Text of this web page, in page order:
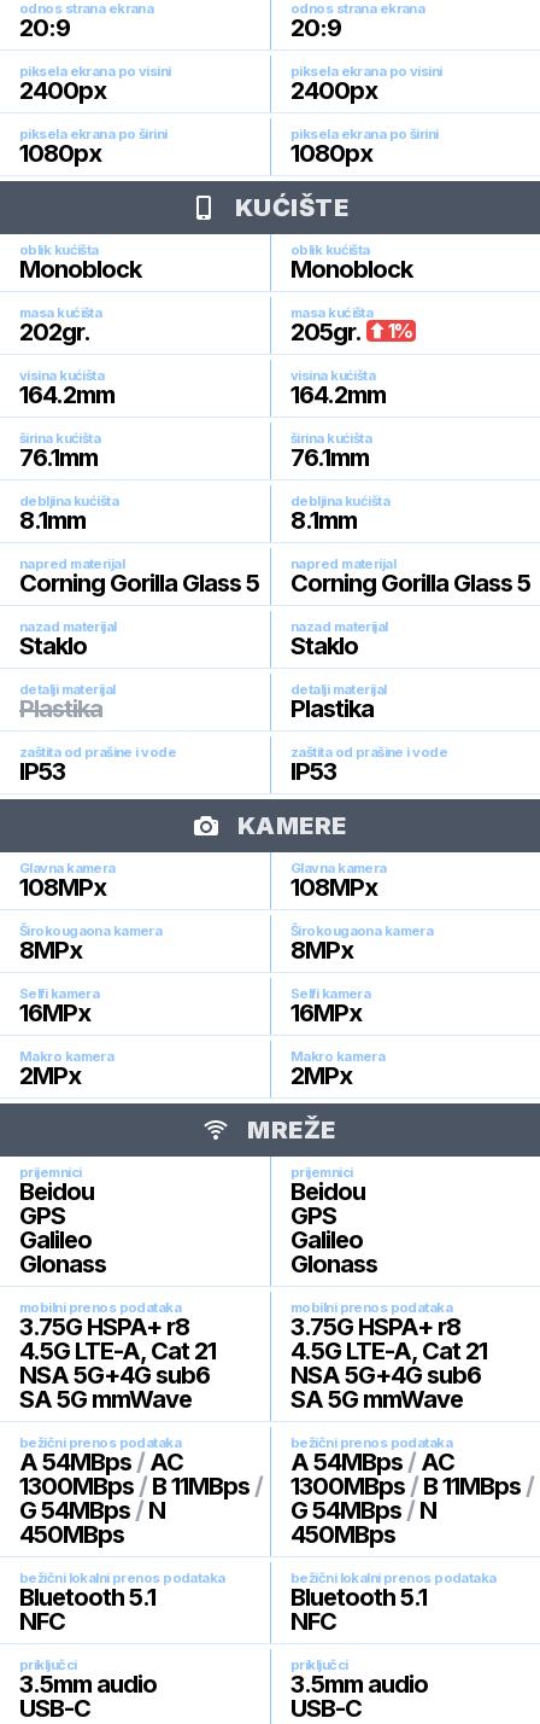
odnos strana ekrana
20:9
odnos strana ekrana
20:9
piksela ekrana po visini
2400px
piksela ekrana po visini
2400px
piksela ekrana po širini
1080px
piksela ekrana po širini
1080px
KUĆIŠTE
oblik kućišta
Monoblock
oblik kućišta
Monoblock
masa kućišta
202gr.
masa kućišta
205gr. 1%
visina kućišta
164.2mm
visina kućišta
164.2mm
širina kućišta
76.1mm
širina kućišta
76.1mm
debljina kućišta
8.1mm
debljina kućišta
8.1mm
napred materijal
Corning Gorilla Glass 5
napred materijal
Corning Gorilla Glass 5
nazad materijal
Staklo
nazad materijal
Staklo
detalji materijal
Plastika
detalji materijal
Plastika
zaštita od prašine i vode
IP53
zaštita od prašine i vode
IP53
KAMERE
Glavna kamera
108MPx
Glavna kamera
108MPx
Širokougaona kamera
8MPx
Širokougaona kamera
8MPx
Selfi kamera
16MPx
Selfi kamera
16MPx
Makro kamera
2MPx
Makro kamera
2MPx
MREŽE
prijemnici
Beidou
GPS
Galileo
Glonass
prijemnici
Beidou
GPS
Galileo
Glonass
mobilni prenos podataka
3.75G HSPA+ r8
4.5G LTE-A, Cat 21
NSA 5G+4G sub6
SA 5G mmWave
mobilni prenos podataka
3.75G HSPA+ r8
4.5G LTE-A, Cat 21
NSA 5G+4G sub6
SA 5G mmWave
bežični prenos podataka
A 54MBps / AC
1300MBps / B 11MBps /
G 54MBps / N
450MBps
bežični prenos podataka
A 54MBps / AC
1300MBps / B 11MBps /
G 54MBps / N
450MBps
bežični lokalni prenos podataka
Bluetooth 5.1
NFC
bežični lokalni prenos podataka
Bluetooth 5.1
NFC
priključci
3.5mm audio
USB-C
priključci
3.5mm audio
USB-C